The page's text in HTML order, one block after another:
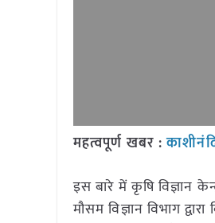
महत्वपूर्ण खबर :
इस बारे में कृषि विज्ञान
मौसम विज्ञान विभाग